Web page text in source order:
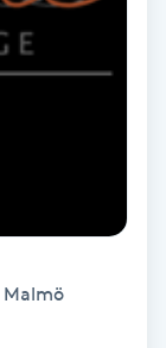
Malmö